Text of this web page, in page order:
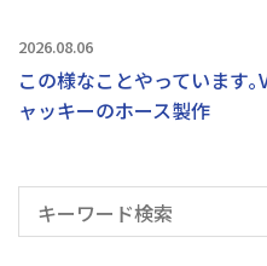
2026.08.06
この様なことやっています
ャッキーのホース製作